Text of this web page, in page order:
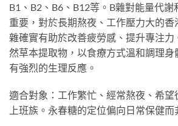
B1、B2、B6、B12等。B雜對能量代
重要，對於長期熬夜、工作壓力大的
雜確實有助於改善疲勞感、提升專注力
然草本提取物，以食療方式溫和調理
有強烈的生理反應。
適合對象：工作繁忙、經常熬夜、希望
上班族。永春糖的定位偏向日常保健而